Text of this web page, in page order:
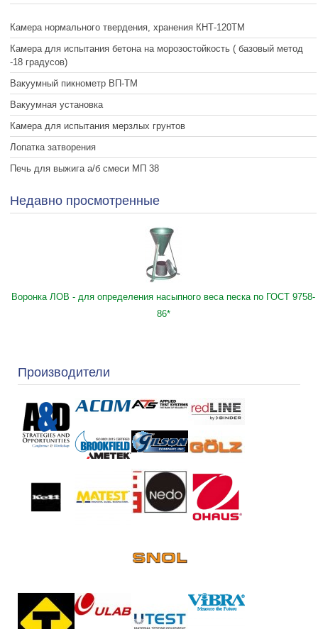
Камера нормального твердения, хранения КНТ-120ТМ
Камера для испытания бетона на морозостойкость ( базовый метод
-18 градусов)
Вакуумный пикнометр ВП-ТМ
Вакуумная установка
Камера для испытания мерзлых грунтов
Лопатка затворения
Печь для выжига а/б смеси МП 38
Недавно просмотренные
Воронка ЛОВ - для определения насыпного веса песка по ГОСТ 9758-
86*
Производители